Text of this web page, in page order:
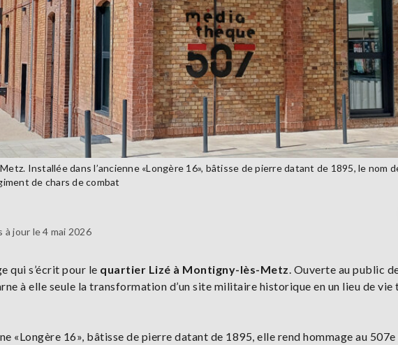
Installée dans l’ancienne «Longère 16», bâtisse de pierre datant de 1895, le nom
de chars de combat
à jour le 4 mai 2026
qui s’écrit pour le quartier Lizé à Montigny-lès-Metz . Ouverte au public
à elle seule la transformation d’un site militaire historique en un lieu de vie
«Longère 16», bâtisse de pierre datant de 1895, elle rend hommage au